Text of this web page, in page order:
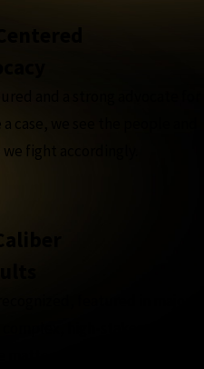
and a strong advocate for
case, we see the people and
fight accordingly.
featured in major